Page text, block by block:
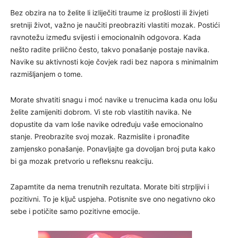
Bez obzira na to želite li izliječiti traume iz prošlosti ili živjeti
sretniji život, važno je naučiti preobraziti vlastiti mozak. Postići
ravnotežu između svijesti i emocionalnih odgovora. Kada
nešto radite prilično često, takvo ponašanje postaje navika.
Navike su aktivnosti koje čovjek radi bez napora s minimalnim
razmišljanjem o tome.
Morate shvatiti snagu i moć navike u trenucima kada onu lošu
želite zamijeniti dobrom. Vi ste rob vlastitih navika. Ne
dopustite da vam loše navike određuju vaše emocionalno
stanje. Preobrazite svoj mozak. Razmislite i pronađite
zamjensko ponašanje. Ponavljajte ga dovoljan broj puta kako
bi ga mozak pretvorio u refleksnu reakciju.
Zapamtite da nema trenutnih rezultata. Morate biti strpljivi i
pozitivni. To je ključ uspjeha. Potisnite sve ono negativno oko
sebe i potičite samo pozitivne emocije.